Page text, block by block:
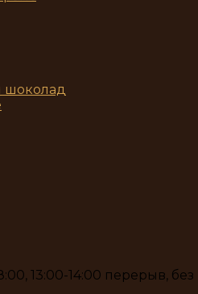
шоколад
13:00-14:00 перерыв,